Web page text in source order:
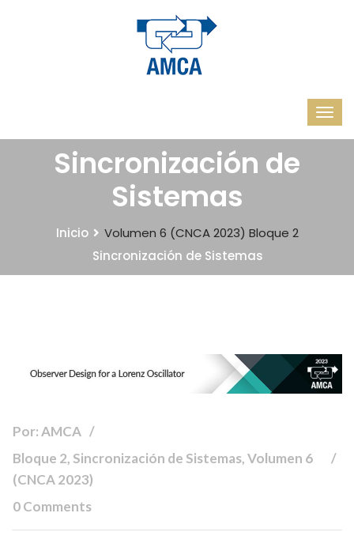
Sincronización de
Sistemas
Inicio Volumen 6 (CNCA 2023) Bloque 2
Sincronización de Sistemas
Por: AMCA
Bloque 2, Sincronización de Sistemas, Volumen 6
(CNCA 2023)
0 Comments